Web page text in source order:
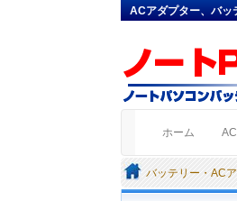
ACアダプター、バッ
ホーム (current)
バッテリー・AC